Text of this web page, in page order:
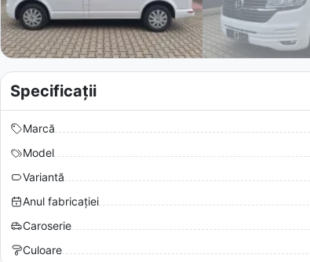
Specificații
Marcă
Model
Variantă
Anul fabricației
Caroserie
Culoare